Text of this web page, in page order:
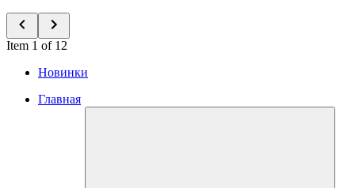
Item 1 of 12
Новинки
Главная